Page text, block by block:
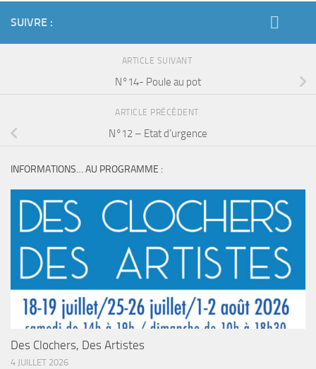
SUIVRE :
ARTICLE SUIVANT
N°14- Poule au pot
ARTICLE PRÉCÉDENT
N°12 – Etat d’urgence
INFORMATIONS… AU PROGRAMME :
Des Clochers, Des Artistes
4 JUILLET 2026